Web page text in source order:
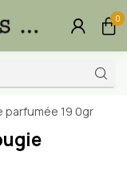
0
parfumée 19 0gr